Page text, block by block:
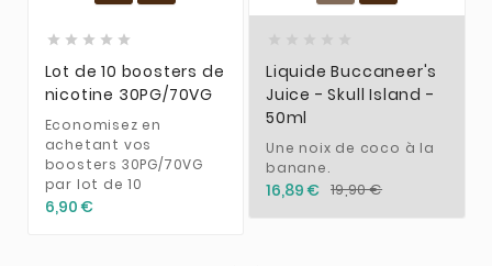
    
Lot de 10 boosters de
nicotine 30PG/70VG
Economisez en
achetant vos
boosters 30PG/70VG
par lot de 10
6,90 €
Liquide Buccaneer's
Juice - Skull Island -
50ml
Une noix de coco à la
banane.
16,89 € 19,90 €